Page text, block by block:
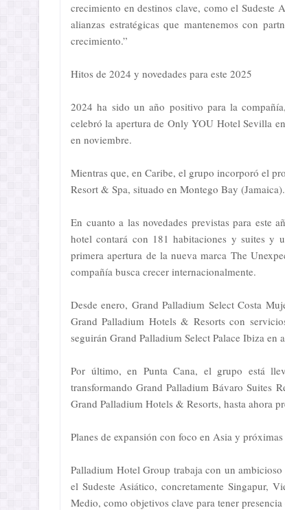
crecimiento en destinos clave, como el Sudeste
alianzas estratégicas que mantenemos con
crecimiento.”
Hitos de 2024 y novedades para este 2025
2024 ha sido un año positivo para la
celebró la apertura de Only YOU Hotel Sevilla
en noviembre.
Mientras que, en Caribe, el grupo incorporó el
Resort & Spa, situado en Montego Bay (Jamaica).
En cuanto a las novedades previstas para este
hotel contará con 181 habitaciones y suites y
primera apertura de la nueva marca The
compañía busca crecer internacionalmente.
Desde enero, Grand Palladium Select Costa
Grand Palladium Hotels & Resorts con
seguirán Grand Palladium Select Palace Ibiza
Por último, en Punta Cana, el grupo está
transformando Grand Palladium Bávaro Suites
Grand Palladium Hotels & Resorts, hasta ahora
Planes de expansión con foco en Asia y
Palladium Hotel Group trabaja con un
el Sudeste Asiático, concretamente Singapur,
Medio, como objetivos clave para tener